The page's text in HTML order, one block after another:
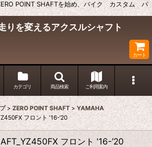
POINT SHAFTを始め、バイク カスタム パ
りを変えるアクスルシャフト
カート
カテゴリ 商品検索 ご利用案内
> ZERO POINT SHAFT > YAMAHA
フロント '16-’20
フロント '16-’20